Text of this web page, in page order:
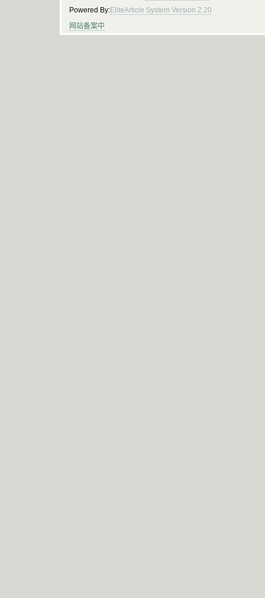
Powered By:EliteArticle System Version 2.20
网站备案中